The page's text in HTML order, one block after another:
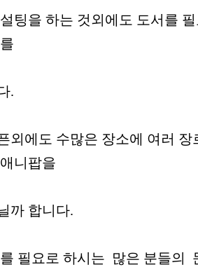
팅을 하는 것외에도 도서를
.
외에도 수많은 장소에 여러
니팝을
까 합니다.
필요로 하시는 많은 분들의